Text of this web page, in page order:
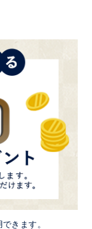
きます。